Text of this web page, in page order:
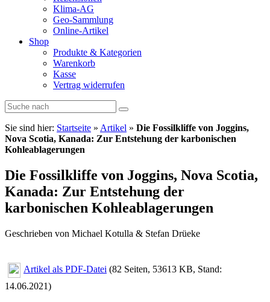
Klima-AG
Geo-Sammlung
Online-Artikel
Shop
Produkte & Kategorien
Warenkorb
Kasse
Vertrag widerrufen
Sie sind hier: Startseite » Artikel » Die Fossilkliffe von Joggins,
Nova Scotia, Kanada: Zur Entstehung der karbonischen
Kohleablagerungen
Die Fossilkliffe von Joggins, Nova Scotia,
Kanada: Zur Entstehung der
karbonischen Kohleablagerungen
Geschrieben von Michael Kotulla & Stefan Drüeke
Artikel als PDF-Datei (82 Seiten, 53613 KB, Stand:
14.06.2021)